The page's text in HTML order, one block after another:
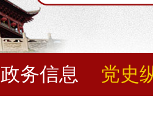
政务信息 党史